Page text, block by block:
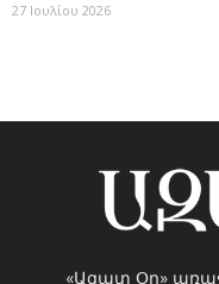
27 Ιουλίου 2026
«Ազատ Օր»